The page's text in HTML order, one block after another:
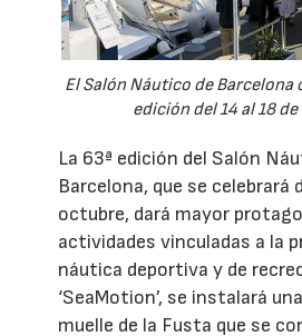
El Salón Náutico de Barcelona
edición del 14 al 18
La 63ª edición del Salón
Barcelona, que se celebrará
octubre, dará mayor
actividades vinculadas a la
náutica deportiva y de
‘SeaMotion’, se instalará
muelle de la Fusta que se